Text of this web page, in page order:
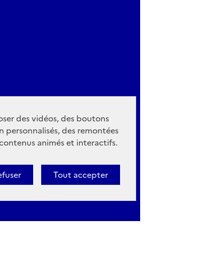
des vidéos, des boutons
personnalisés, des remontées
animés et interactifs.
Tout accepter